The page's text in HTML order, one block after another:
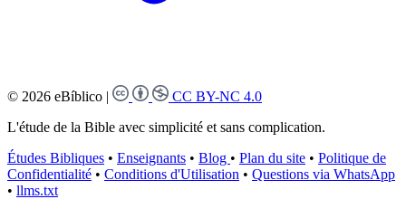
© 2026 eBíblico |
CC BY-NC 4.0
L'étude de la Bible avec simplicité et sans complication.
Études Bibliques • Enseignants • Blog • Plan du site • Politique de
Confidentialité • Conditions d'Utilisation • Questions via WhatsApp
• llms.txt